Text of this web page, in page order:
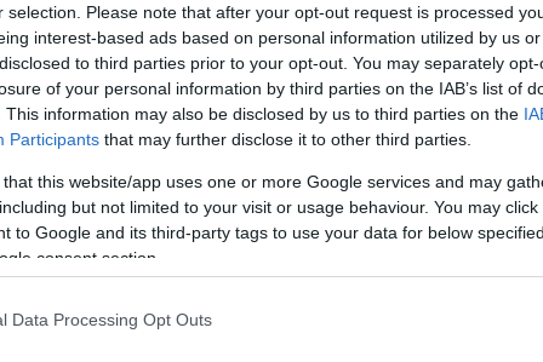
selection. Please note that after your opt-out request is processed
interest-based ads based on personal information utilized by us
to third parties prior to your opt-out. You may separately
of your personal information by third parties on the IAB’s list of
This information may also be disclosed by us to third parties on the
Participants that may further disclose it to other third parties.
that this website/app uses one or more Google services and may
but not limited to your visit or usage behaviour. You may
to Google and its third-party tags to use your data for below
consent section.
Data Processing Opt Outs
hogy megcsaltam! – sír-rí az
Behívja az orvosi szobába és nagy
láthatja a gyermekét. Mondja,
esetleg naponta többször?